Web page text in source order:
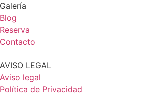
Galería
Blog
Reserva
Contacto
AVISO LEGAL
Aviso legal
Política de Privacidad